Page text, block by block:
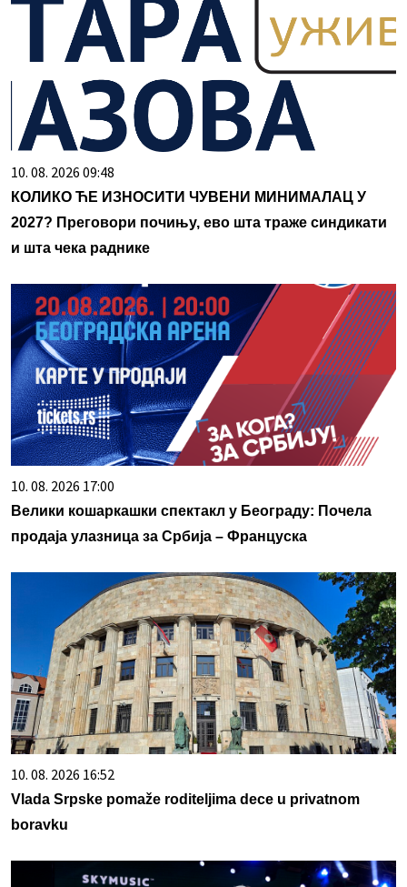
10. 08. 2026 09:48
КОЛИКО ЋЕ ИЗНОСИТИ ЧУВЕНИ МИНИМАЛАЦ У
2027? Преговори почињу, ево шта траже синдикати
и шта чека раднике
10. 08. 2026 17:00
Велики кошаркашки спектакл у Београду: Почела
продаја улазница за Србија – Француска
10. 08. 2026 16:52
Vlada Srpske pomaže roditeljima dece u privatnom
boravku